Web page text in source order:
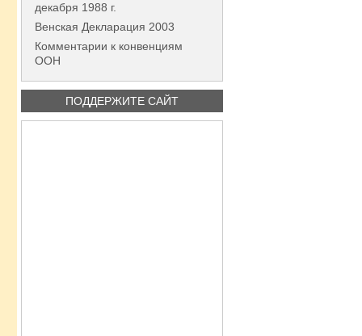
декабря 1988 г.
Венская Декларация 2003
Комментарии к конвенциям
ООН
ПОДДЕРЖИТЕ САЙТ